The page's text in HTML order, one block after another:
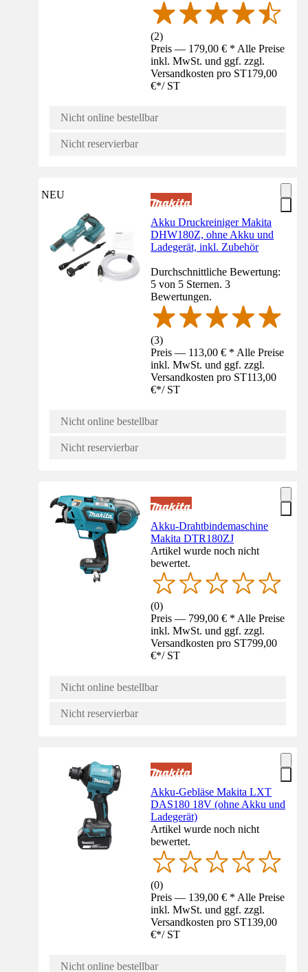
(2)
Preis — 179,00 € * Alle Preise
inkl. MwSt. und ggf. zzgl.
Versandkosten pro ST179,00
€*/ ST
Nicht online bestellbar
Nicht reservierbar
NEU
Akku Druckreiniger Makita
DHW180Z, ohne Akku und
Ladegerät, inkl. Zubehör
Durchschnittliche Bewertung:
5 von 5 Sternen. 3
Bewertungen.
(3)
Preis — 113,00 € * Alle Preise
inkl. MwSt. und ggf. zzgl.
Versandkosten pro ST113,00
€*/ ST
Nicht online bestellbar
Nicht reservierbar
Akku-Drahtbindemaschine
Makita DTR180ZJ
Artikel wurde noch nicht
bewertet.
(0)
Preis — 799,00 € * Alle Preise
inkl. MwSt. und ggf. zzgl.
Versandkosten pro ST799,00
€*/ ST
Nicht online bestellbar
Nicht reservierbar
Akku-Gebläse Makita LXT
DAS180 18V (ohne Akku und
Ladegerät)
Artikel wurde noch nicht
bewertet.
(0)
Preis — 139,00 € * Alle Preise
inkl. MwSt. und ggf. zzgl.
Versandkosten pro ST139,00
€*/ ST
Nicht online bestellbar